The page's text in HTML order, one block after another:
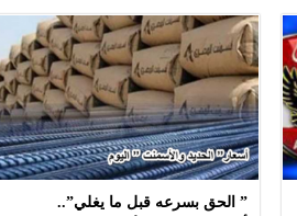
” الحق بسرعه قبل ما يغلي”..